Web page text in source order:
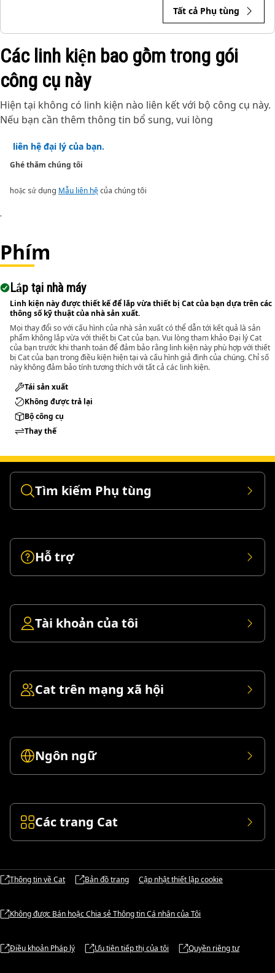
Tất cả Phụ tùng
Các linh kiện bao gồm trong gói
công cụ này
Hiện tại không có linh kiện nào liên kết với bộ công cụ này.
Nếu bạn cần thêm thông tin bổ sung, vui lòng
liên hệ đại lý của bạn.
Ghé thăm chúng tôi
hoặc sử dụng Mẫu liên hệ của chúng tôi
.
Phím
Lắp tại nhà máy
Linh kiện này được thiết kế để lắp vừa thiết bị Cat của bạn dựa trên các
thông số kỹ thuật của nhà sản xuất.
Mọi thay đổi so với cấu hình của nhà sản xuất có thể dẫn tới kết quả là sản
phẩm không lắp vừa với thiết bị Cat của bạn. Vui lòng tham khảo Đại lý Cat
của bạn trước khi thanh toán để đảm bảo rằng linh kiện này phù hợp với thiết
bị Cat của bạn trong điều kiện hiện tại và cấu hình giả định của chúng. Chỉ số
này không đảm bảo tính tương thích với tất cả các linh kiện.
Tái sản xuất
Không được trả lại
Bộ công cụ
Thay thế
Tìm kiếm Phụ tùng
Hỗ trợ
Tài khoản của tôi
Cat trên mạng xã hội
Ngôn ngữ
Các trang Cat
Thông tin về Cat Bản đồ trang Cập nhật thiết lập cookie
Không được Bán hoặc Chia sẻ Thông tin Cá nhân của Tôi
Điều khoản Pháp lý Ưu tiên tiếp thị của tôi Quyền riêng tư